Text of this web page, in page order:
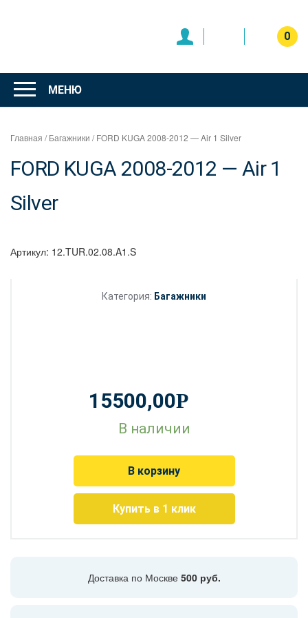
Интернет
магазин
"Can Auto"
0
МЕНЮ
Главная /Багажники / FORD KUGA 2008-2012 — Air 1 Silver
FORD KUGA 2008-2012 — Air 1
Silver
Артикул: 12.TUR.02.08.A1.S
Категория: Багажники
15500,00Р
В наличии
В корзину
Купить в 1 клик
Доставка по Москве 500 руб.